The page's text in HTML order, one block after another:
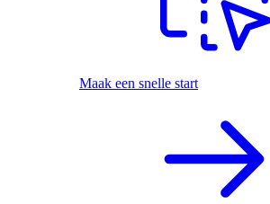
Maak een snelle start